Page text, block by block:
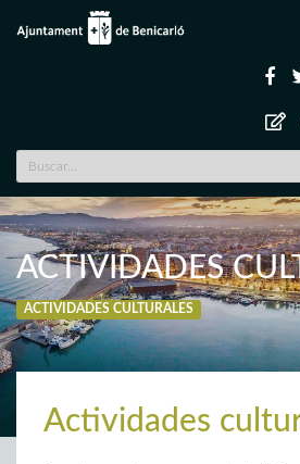
ACTIVIDADES
ACTIVIDADES CULTURALES
Actividades